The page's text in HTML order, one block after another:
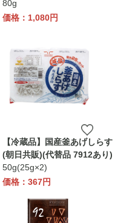
80g
価格：1,080円
【冷蔵品】国産釜あげしらす
(朝日共販)(代替品 7912あり)
50g(25g×2)
価格：367円